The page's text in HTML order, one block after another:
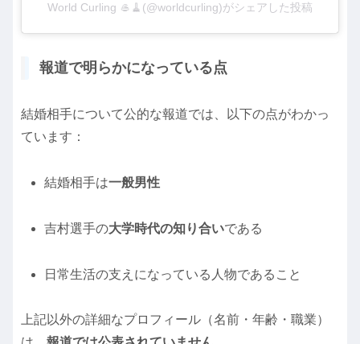
World Curling 🥌🧹(@worldcurling)がシェアした投稿
報道で明らかになっている点
結婚相手について公的な報道では、以下の点がわかっ
ています：
結婚相手は一般男性
吉村選手の大学時代の知り合いである
日常生活の支えになっている人物であること
上記以外の詳細なプロフィール（名前・年齢・職業）